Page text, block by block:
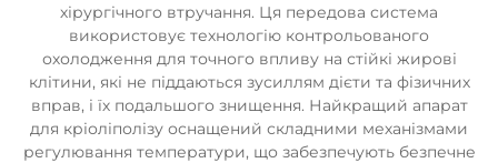
хірургічного втручання. Ця передова система
використовує технологію контрольованого
охолодження для точного впливу на стійкі жирові
клітини, які не піддаються зусиллям дієти та фізичних
вправ, і їх подальшого знищення. Найкращий апарат
для кріоліполізу оснащений складними механізмами
регулювання температури, що забезпечують безпечне